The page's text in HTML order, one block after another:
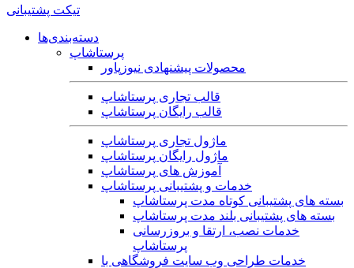
تیکت پشتیبانی
دسته‌بندی‌ها
پرستاشاپ
محصولات پیشنهادی نیوزپاور
قالب تجاری پرستاشاپ
قالب رایگان پرستاشاپ
ماژول تجاری پرستاشاپ
ماژول رایگان پرستاشاپ
آموزش های پرستاشاپ
خدمات و پشتیبانی پرستاشاپ
بسته های پشتیبانی کوتاه مدت پرستاشاپ
بسته های پشتیبانی بلند مدت پرستاشاپ
خدمات نصب، ارتقا و بروزرسانی
پرستاشاپ
خدمات طراحی وب سایت فروشگاهی با